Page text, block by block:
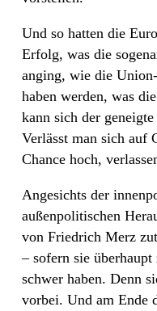
Und so hatten die
Erfolg, was die
anging, wie die
haben werden, was
kann sich der
Verlässt man sich auf
Chance hoch,
Angesichts der
außenpolitischen
von Friedrich Merz
– sofern sie
schwer haben. Denn
vorbei. Und am Ende